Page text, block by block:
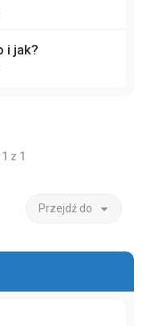
i jak?
1 z 1
Przejdź do